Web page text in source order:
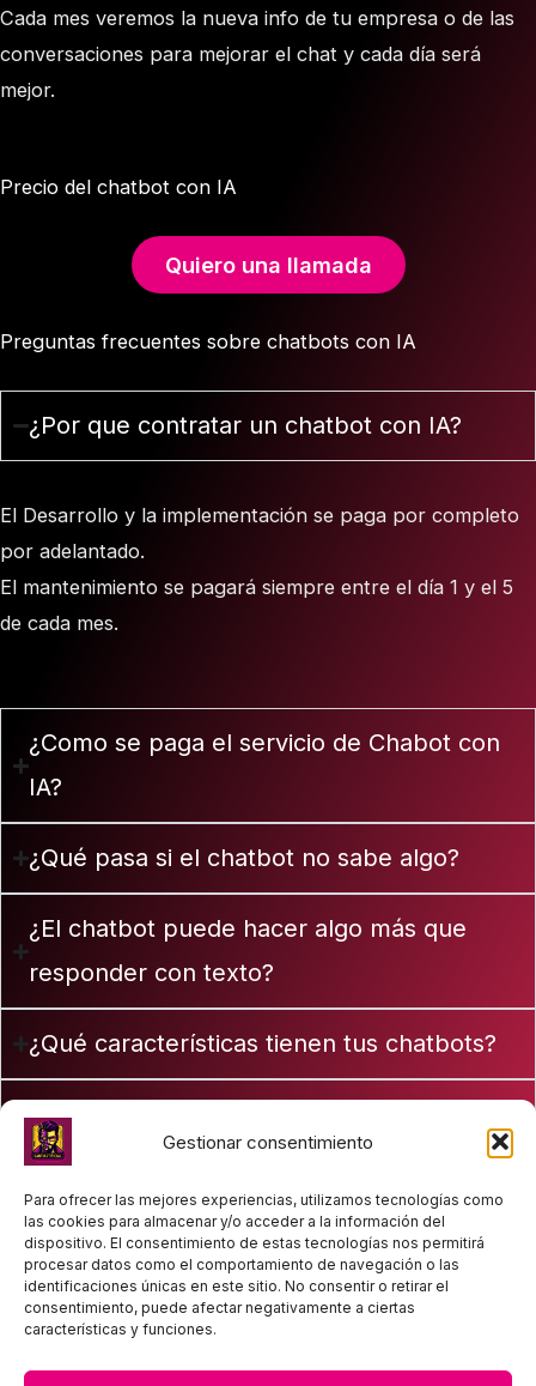
Gestionar consentimiento
Para ofrecer las mejores experiencias, utilizamos tecnologías como
las cookies para almacenar y/o acceder a la información del
dispositivo. El consentimiento de estas tecnologías nos permitirá
procesar datos como el comportamiento de navegación o las
identificaciones únicas en este sitio. No consentir o retirar el
consentimiento, puede afectar negativamente a ciertas
características y funciones.
Cada mes veremos la nueva info de tu empresa o de las
conversaciones para mejorar el chat y cada día será
mejor.
Precio del chatbot con IA
Quiero una llamada
Preguntas frecuentes sobre chatbots con IA
¿Por que contratar un chatbot con IA?
El Desarrollo y la implementación se paga por completo
por adelantado.
El mantenimiento se pagará siempre entre el día 1 y el 5
de cada mes.
¿Como se paga el servicio de Chabot con
IA?
¿Qué pasa si el chatbot no sabe algo?
¿El chatbot puede hacer algo más que
responder con texto?
¿Qué características tienen tus chatbots?
¿Se puede usar este chatbot en
Whatsapp?
¿Cuánto tarda el desarrollo de un chatbot?
Quiero una llamada